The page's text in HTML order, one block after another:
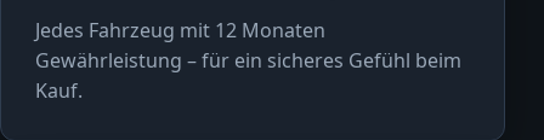
Jedes Fahrzeug mit 12 Monaten
Gewährleistung – für ein sicheres Gefühl beim
Kauf.